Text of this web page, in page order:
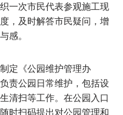
一次市民代表参观施工现
，及时解答市民疑问，增
感。​
定《公园维护管理办
责公园日常维护，包括设
清扫等工作。在公园入口
时扫码提出对公园管理和